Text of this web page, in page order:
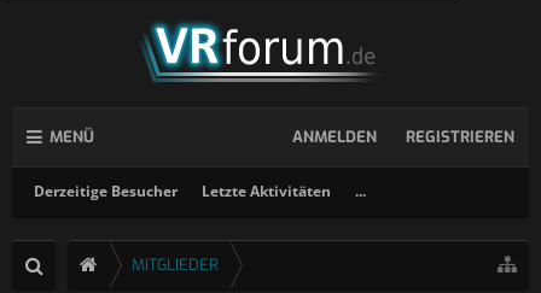
MENÜ
Derzeitige Besucher Letzte Aktivitäten ...
ANMELDEN REGISTRIEREN
MITGLIEDER